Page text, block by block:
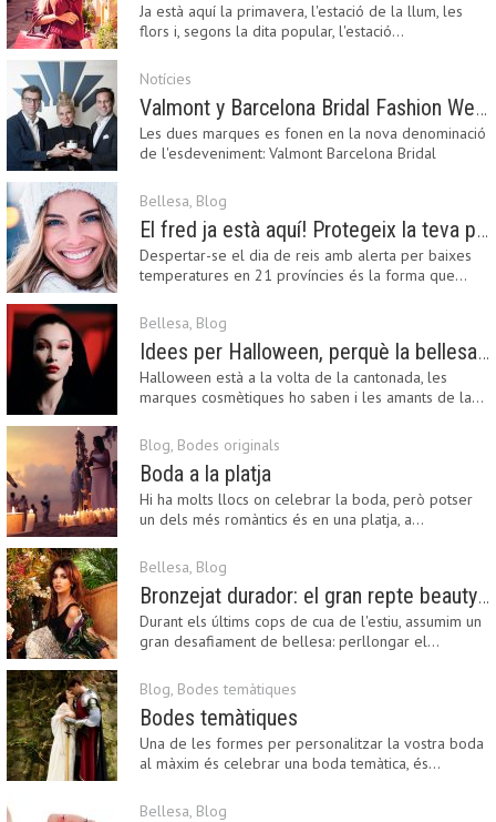
Ja està aquí la primavera, l'estació de la llum, les
flors i, segons la dita popular, l'estació…
Notícies
Valmont y Barcelona Bridal Fashion Week s’uneixen per donar impuls a la creativitat, la innovació i el disseny de la moda nupcial
Les dues marques es fonen en la nova denominació
de l'esdeveniment: Valmont Barcelona Bridal
Bellesa, Blog
El fred ja està aquí! Protegeix la teva pell amb els nostres consells i propostes
Despertar-se el dia de reis amb alerta per baixes
temperatures en 21 províncies és la forma que…
Bellesa, Blog
Idees per Halloween, perquè la bellesa pot ser terrorífica
Halloween està a la volta de la cantonada, les
marques cosmètiques ho saben i les amants de la…
Blog, Bodes originals
Boda a la platja
Hi ha molts llocs on celebrar la boda, però potser
un dels més romàntics és en una platja, a…
Bellesa, Blog
Bronzejat durador: el gran repte beauty del final de l’estiu
Durant els últims cops de cua de l'estiu, assumim un
gran desafiament de bellesa: perllongar el…
Blog, Bodes temàtiques
Bodes temàtiques
Una de les formes per personalitzar la vostra boda
al màxim és celebrar una boda temàtica, és…
Bellesa, Blog